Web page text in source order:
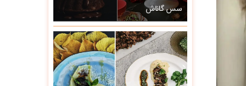
سس گاناش